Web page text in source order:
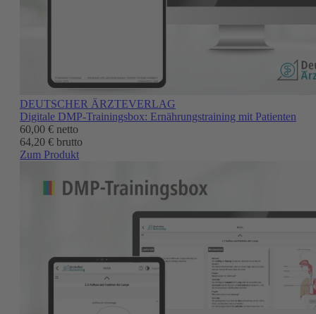
DEUTSCHER ÄRZTEVERLAG
Digitale DMP-Trainingsbox: Ernährungstraining mit Patienten
60,00 € netto
64,20 € brutto
Zum Produkt